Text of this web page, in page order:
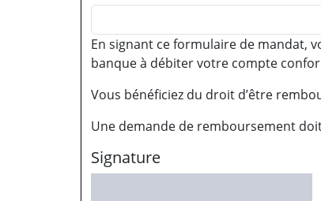
En signant ce formulaire de mandat,
banque à débiter votre compte
Vous bénéficiez du droit d’être
Une demande de remboursement
Signature